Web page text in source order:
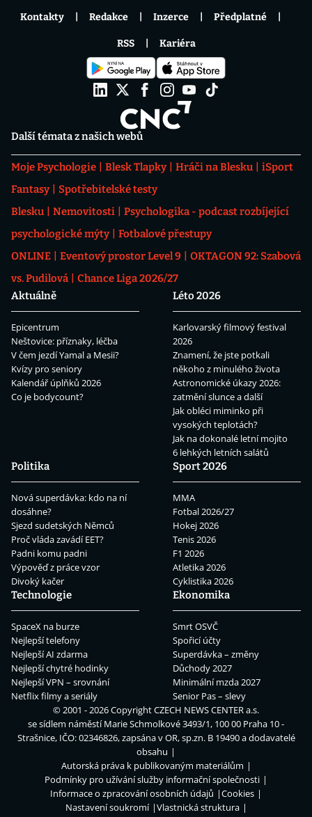
Další témata z našich webů
Moje Psychologie Blesk Tlapky Hráči na Blesku
iSport
Fantasy
Spotřebitelské testy
Blesku
Nemovitosti
Psychologika - podcast rozbíjející
psychologické mýty
Fotbalové přestupy
ONLINE
Eventový prostor Level 9
OKTAGON 92: Szabová
vs. Pudilová
Chance Liga 2026/27
Aktuálně
Epicentrum
Neštovice: příznaky, léčba
V čem jezdí Yamal a Mesii?
Kvízy pro seniory
Kalendář úplňků 2026
Co je bodycount?
Léto 2026
Karlovarský filmový festival
2026
Znamení, že jste potkali
někoho z minulého života
Astronomické úkazy 2026:
zatmění slunce a další
Jak obléci miminko při
vysokých teplotách?
Jak na dokonalé letní mojito
6 lehkých letních salátů
Politika
Nová superdávka: kdo na ní
dosáhne?
Sjezd sudetských Němců
Proč vláda zavádí EET?
Padni komu padni
Výpověď z práce vzor
Divoký kačer
Sport 2026
MMA
Fotbal 2026/27
Hokej 2026
Tenis 2026
F1 2026
Atletika 2026
Cyklistika 2026
Technologie
SpaceX na burze
Nejlepší telefony
Nejlepší AI zdarma
Nejlepší chytré hodinky
Nejlepší VPN – srovnání
Netflix filmy a seriály
Ekonomika
Smrt OSVČ
Spořicí účty
Superdávka – změny
Důchody 2027
Minimální mzda 2027
Senior Pas – slevy
Kontakty Redakce Inzerce Předplatné
RSS Kariéra
© 2001 - 2026 CopyrightCZECH NEWS CENTER a.s.
se sídlem náměstí Marie Schmolkové 3493/1, 100 00 Praha 10 -
Strašnice, IČO: 02346826, zapsána v OR, sp.zn. B 19490 a dodavatelé
obsahu
Autorská práva k publikovaným materiálům
Podmínky pro užívání služby informační společnosti
Informace o zpracování osobních údajů
Cookies
Nastavení soukromí
Vlastnická struktura